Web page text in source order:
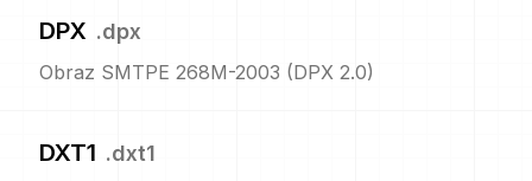
DPX .dpx
Obraz SMTPE 268M-2003 (DPX 2.0)
DXT1 .dxt1